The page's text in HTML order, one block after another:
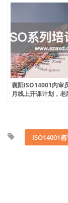
襄阳ISO14001内审
月线上开课计划，老
ISO14001